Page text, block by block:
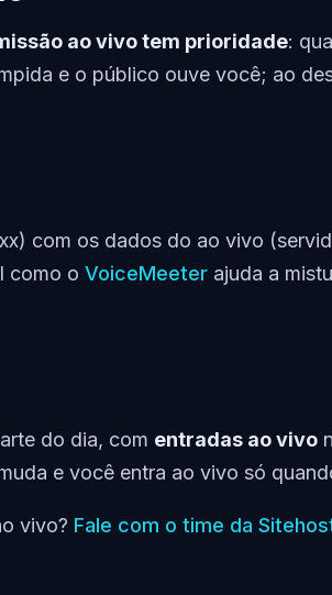
ao vivo tem prioridade:
e o público ouve você; ao
com os dados do ao vivo
como o VoiceMeeter ajuda a
do dia, com entradas ao vivo
e você entra ao vivo só
vivo? Fale com o time da